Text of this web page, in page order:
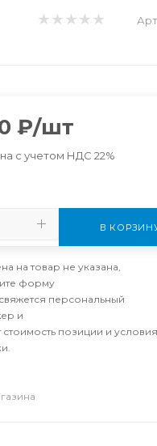
₽/шт
с учетом НДС 22%
В
на товар не указана,
форму
персональный
и
стоимость позиции и условия